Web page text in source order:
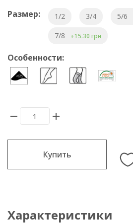
Размер: 1/2 3/4 5/6
7/8 +15.30 грн
Особенности:
Купить
Характеристики